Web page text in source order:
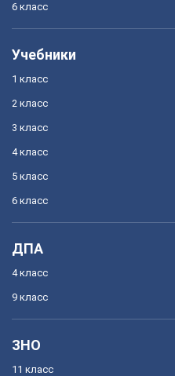
6 класс
Учебники
1 класс
2 класс
3 класс
4 класс
5 класс
6 класс
ДПА
4 класс
9 класс
ЗНО
11 класс